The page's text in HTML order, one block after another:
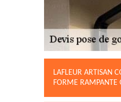
LAFLEUR ARTISAN
FORME RAMPANTE